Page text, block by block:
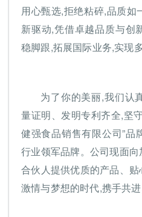
用心甄选,拒绝粘碎,品质如
新驱动,凭借卓越品质与创
稳脚跟,拓展国际业务,实现
为了你的美丽,我们认
量证明、发明专利齐全,坚
健强食品销售有限公司”品
行业领军品牌。公司现面
合伙人提供优质的产品、
激情与梦想的时代,携手共进